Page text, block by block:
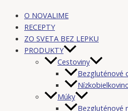
O NOVALIME
RECEPTY
ZO SVETA BEZ LEPKU
PRODUKTY
Cestoviny
Bezgluténové
Múky
Bezgluténové